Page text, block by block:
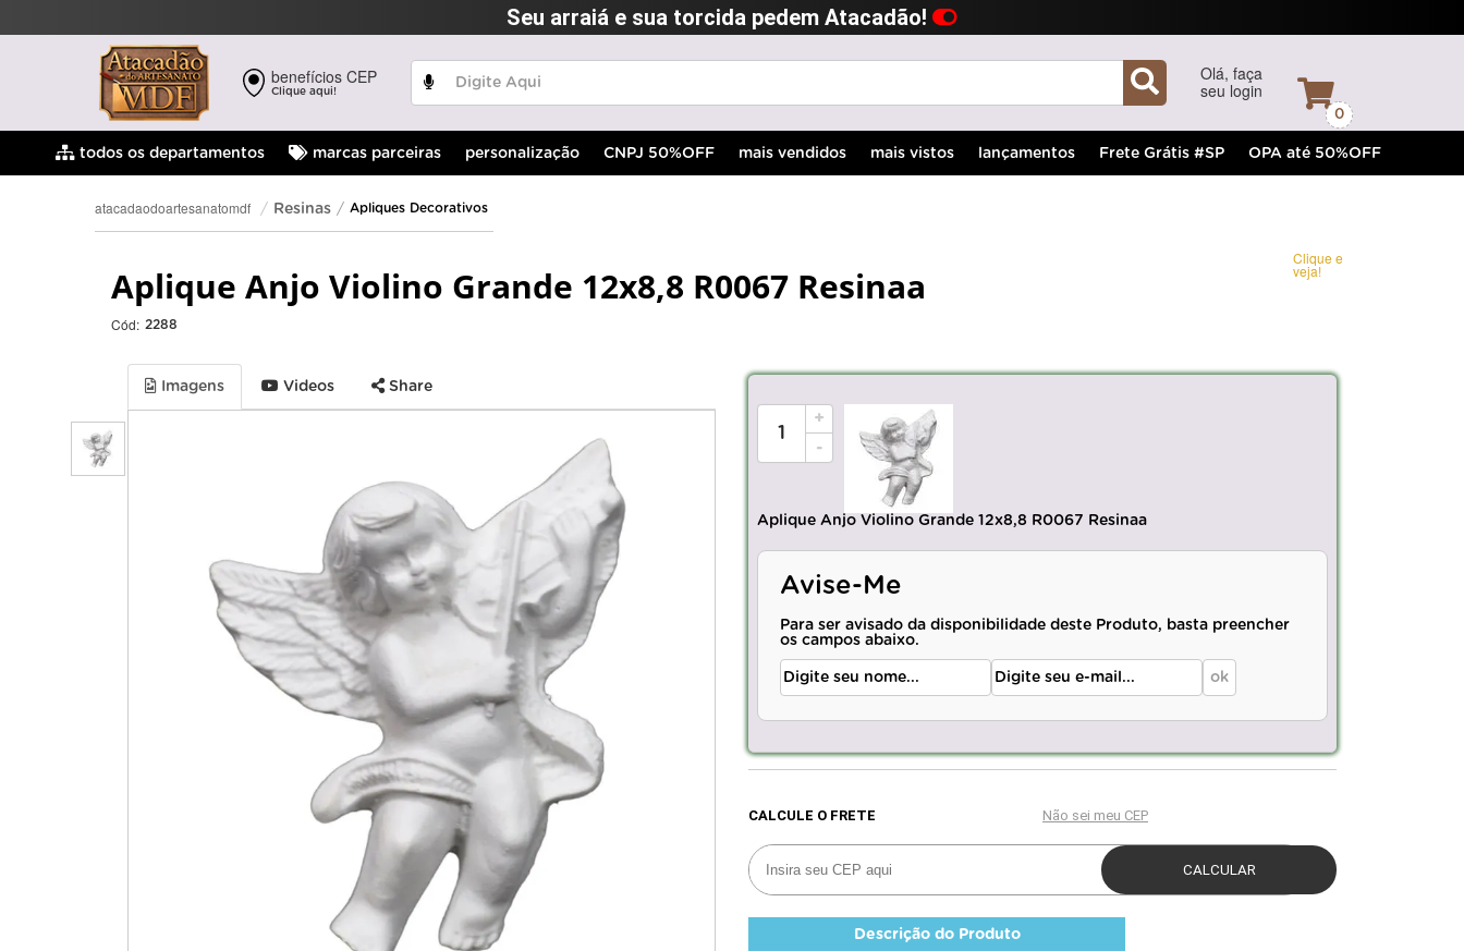
Seu arraiá e sua torcida pedem Atacadão!
benefícios CEP
Clique aqui!
Olá, faça
seu login
0
todos os departamentos marcas parceiras personalização CNPJ 50%OFF mais vendidos mais vistos lançamentos Frete Grátis #SP OPA até 50%OFF
atacadaodoartesanatomdf Resinas Apliques Decorativos
Aplique Anjo Violino Grande 12x8,8 R0067 Resinaa
Cód: 2288
Clique e
veja!
Imagens Videos Share
+
-
Aplique Anjo Violino Grande 12x8,8 R0067 Resinaa
Avise-Me
Para ser avisado da disponibilidade deste Produto, basta preencher
os campos abaixo.
Descrição do Produto